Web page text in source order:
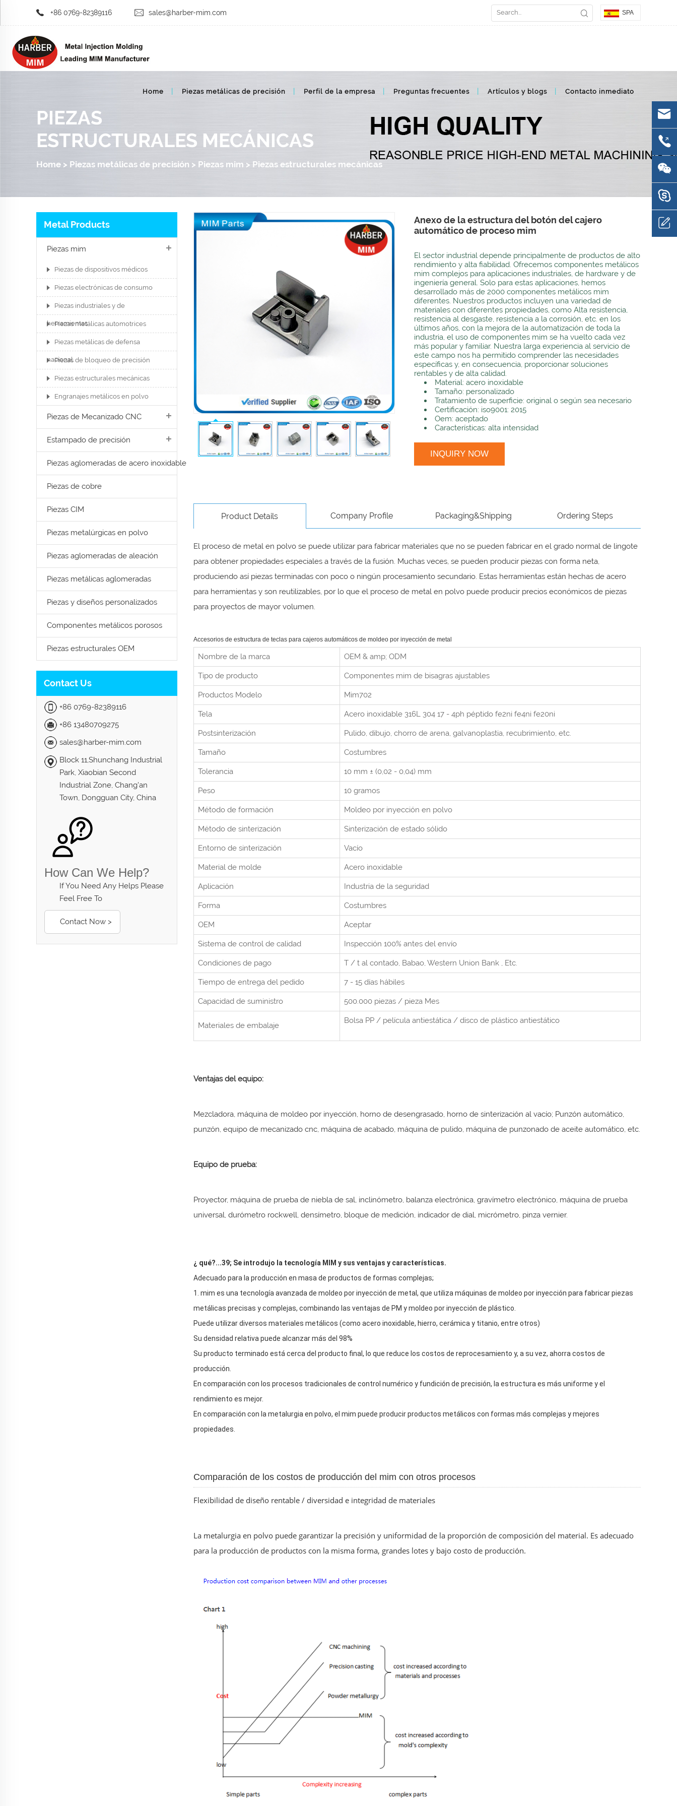
+86 0769-82389116 sales@harber-mim.com SPA
Home Piezas metálicas de precisión Perfil de la empresa Preguntas frecuentes Artículos y blogs Contacto inmediato
PIEZAS
ESTRUCTURALES MECÁNICAS
Home > Piezas metálicas de precisión > Piezas mim > Piezas estructurales mecánicas
Metal Products
Piezas mim
Piezas de dispositivos médicos
Piezas electrónicas de consumo
Piezas industriales y de
herramientas
Piezas metálicas automotrices
Piezas metálicas de defensa
nacional
Piezas de bloqueo de precisión
Piezas estructurales mecánicas
Engranajes metálicos en polvo
Piezas de Mecanizado CNC
Estampado de precisión
Piezas aglomeradas de acero inoxidable
Piezas de cobre
Piezas CIM
Piezas metalúrgicas en polvo
Piezas aglomeradas de aleación
Piezas metálicas aglomeradas
Piezas y diseños personalizados
Componentes metálicos porosos
Piezas estructurales OEM
Contact Us
+86 0769-82389116
+86 13480709275
sales@harber-mim.com
Block 11,Shunchang Industrial
Park, Xiaobian Second
Industrial Zone, Chang'an
Town, Dongguan City, China
How Can We Help?
If You Need Any Helps Please
Feel Free To
Contact Now >
Anexo de la estructura del botón del cajero
automático de proceso mim
El sector industrial depende principalmente de productos de alto
rendimiento y alta fiabilidad. Ofrecemos componentes metálicos
mim complejos para aplicaciones industriales, de hardware y de
ingeniería general. Solo para estas aplicaciones, hemos
desarrollado más de 2000 componentes metálicos mim
diferentes. Nuestros productos incluyen una variedad de
materiales con diferentes propiedades, como Alta resistencia,
resistencia al desgaste, resistencia a la corrosión, etc. en los
últimos años, con la mejora de la automatización de toda la
industria, el uso de componentes mim se ha vuelto cada vez
más popular y familiar. Nuestra larga experiencia al servicio de
este campo nos ha permitido comprender las necesidades
específicas y, en consecuencia, proporcionar soluciones
rentables y de alta calidad.
Material: acero inoxidable
Tamaño: personalizado
Tratamiento de superficie: original o según sea necesario
Certificación: iso9001: 2015
Oem: aceptado
Características: alta intensidad
INQUIRY NOW
Product Details Company Profile Packaging&Shipping Ordering Steps
El proceso de metal en polvo se puede utilizar para fabricar materiales que no se pueden fabricar en el grado normal de lingote
para obtener propiedades especiales a través de la fusión. Muchas veces, se pueden producir piezas con forma neta,
produciendo así piezas terminadas con poco o ningún procesamiento secundario. Estas herramientas están hechas de acero
para herramientas y son reutilizables, por lo que el proceso de metal en polvo puede producir precios económicos de piezas
para proyectos de mayor volumen.
Accesorios de estructura de teclas para cajeros automáticos de moldeo por inyección de metal
Nombre de la marca OEM & amp; ODM
Tipo de producto Componentes mim de bisagras ajustables
Productos Modelo Mim702
Tela Acero inoxidable 316L 304 17 - 4ph péptido fe2ni fe4ni fe20ni
Postsinterización Pulido, dibujo, chorro de arena, galvanoplastia, recubrimiento, etc.
Tamaño Costumbres
Tolerancia 10 mm ± (0,02 - 0,04) mm
Peso 10 gramos
Método de formación Moldeo por inyección en polvo
Método de sinterización Sinterización de estado sólido
Entorno de sinterización Vacío
Material de molde Acero inoxidable
Aplicación Industria de la seguridad
Forma Costumbres
OEM Aceptar
Sistema de control de calidad Inspección 100% antes del envío
Condiciones de pago T / t al contado, Babao, Western Union Bank , Etc.
Tiempo de entrega del pedido 7 - 15 días hábiles
Capacidad de suministro 500.000 piezas / pieza Mes
Materiales de embalaje
Bolsa PP / película antiestática / disco de plástico antiestático
Ventajas del equipo:
Mezcladora, máquina de moldeo por inyección, horno de desengrasado, horno de sinterización al vacío; Punzón automático,
punzón, equipo de mecanizado cnc, máquina de acabado, máquina de pulido, máquina de punzonado de aceite automático, etc.
Equipo de prueba:
Proyector, máquina de prueba de niebla de sal, inclinómetro, balanza electrónica, gravímetro electrónico, máquina de prueba
universal, durómetro rockwell, densímetro, bloque de medición, indicador de dial, micrómetro, pinza vernier.
¿ qué?...39; Se introdujo la tecnología MIM y sus ventajas y características.
Adecuado para la producción en masa de productos de formas complejas;
1. mim es una tecnología avanzada de moldeo por inyección de metal, que utiliza máquinas de moldeo por inyección para fabricar piezas
metálicas precisas y complejas, combinando las ventajas de PM y moldeo por inyección de plástico.
Puede utilizar diversos materiales metálicos (como acero inoxidable, hierro, cerámica y titanio, entre otros)
Su densidad relativa puede alcanzar más del 98%
Su producto terminado está cerca del producto final, lo que reduce los costos de reprocesamiento y, a su vez, ahorra costos de
producción.
En comparación con los procesos tradicionales de control numérico y fundición de precisión, la estructura es más uniforme y el
rendimiento es mejor.
En comparación con la metalurgia en polvo, el mim puede producir productos metálicos con formas más complejas y mejores
propiedades.
Comparación de los costos de producción del mim con otros procesos
Flexibilidad de diseño rentable / diversidad e integridad de materiales
La metalurgia en polvo puede garantizar la precisión y uniformidad de la proporción de composición del material. Es adecuado
para la producción de productos con la misma forma, grandes lotes y bajo costo de producción.